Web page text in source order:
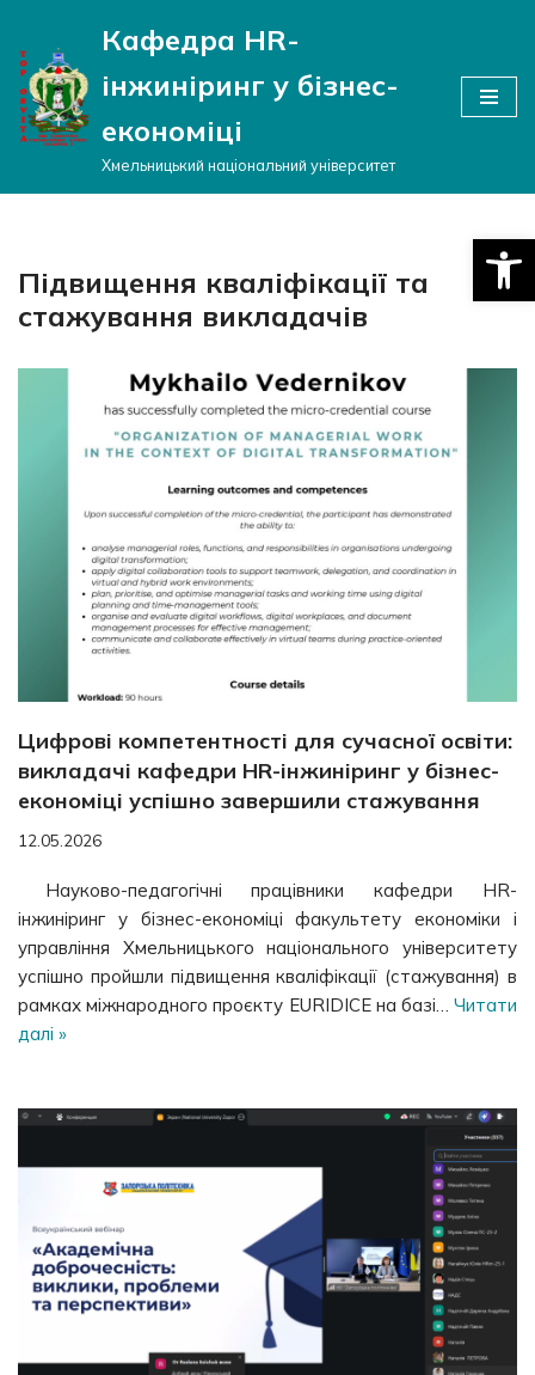
Перейти
до
вмісту
Кафедра HR-
інжиніринг у бізнес-
економіці
Хмельницький національний університет
Підвищення кваліфікації та
стажування викладачів
Цифрові компетентності для сучасної освіти:
викладачі кафедри HR-інжиніринг у бізнес-
економіці успішно завершили стажування
12.05.2026
Науково-педагогічні працівники кафедри HR-
інжиніринг у бізнес-економіці факультету економіки і
управління Хмельницького національного університету
успішно пройшли підвищення кваліфікації (стажування) в
рамках міжнародного проєкту EURIDICE на базі… Читати
далі »